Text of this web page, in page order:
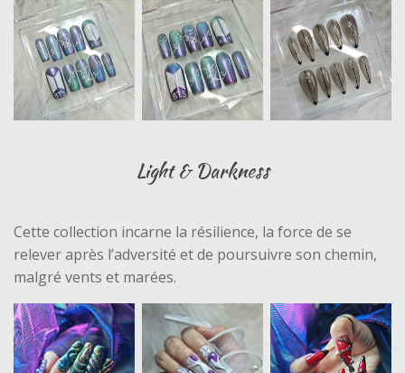
Light & Darkness
Cette collection incarne la résilience, la force de se
relever après l’adversité et de poursuivre son chemin,
malgré vents et marées.